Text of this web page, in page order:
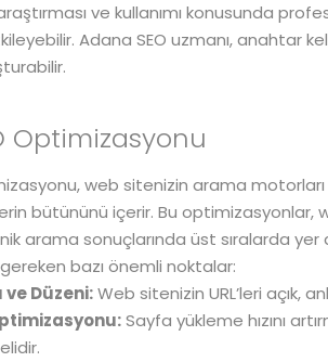
ve kullanımı konusunda
Adana SEO uzmanı, anahtar
Optimizasyonu
web sitenizin arama
bütününü içerir. Bu optimizasyonlar,
arama sonuçlarında üst sıralarda yer
bazı önemli noktalar:
ve Düzeni:Web sitenizin URL’leri açık,
Sayfa yükleme hızını